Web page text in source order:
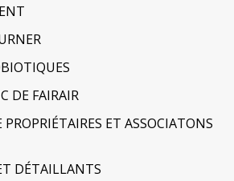
DE FAIRAIR
ET ASSOCIATONS
DÉTAILLANTS